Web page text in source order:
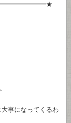
事になってくるわ